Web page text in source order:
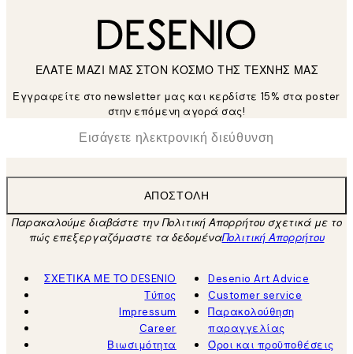
ΕΛΑΤΕ ΜΑΖΙ ΜΑΣ ΣΤΟΝ ΚΟΣΜΟ ΤΗΣ ΤΕΧΝΗΣ ΜΑΣ
Εγγραφείτε στο newsletter μας και κερδίστε 15% στα poster
στην επόμενη αγορά σας!
Ηλεκτρονική Διεύθυνση
ΑΠΟΣΤΟΛΉ
Παρακαλούμε διαβάστε την Πολιτική Απορρήτου σχετικά με το
πώς επεξεργαζόμαστε τα δεδομέναΠολιτική Απορρήτου
ΣΧΕΤΙΚΑ ΜΕ ΤΟ DESENIO
Τύπος
Impressum
Career
Βιωσιμότητα
Desenio Art Advice
Customer service
Παρακολούθηση
παραγγελίας
Όροι και προϋποθέσεις